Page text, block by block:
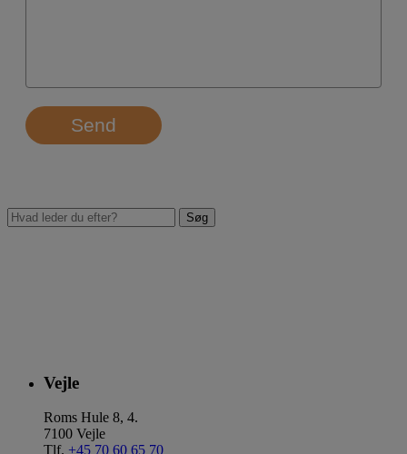
Send
Vejle
Roms Hule 8, 4.
7100 Vejle
Tlf. +45 70 60 65 70